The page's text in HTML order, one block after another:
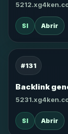
SI Abrir
#131
Backlink
SI Abrir